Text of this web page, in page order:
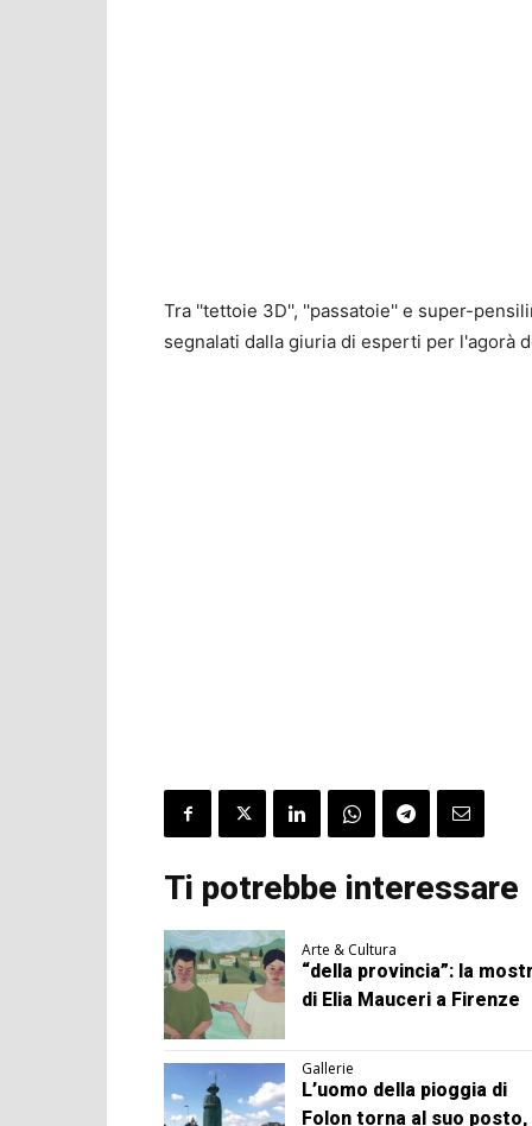
Tra ''tettoie 3D'', ''passatoie'' e super-
segnalati dalla giuria di esperti per l'agorà
Ti potrebbe interessare
Arte & Cultura
“della provincia”: la
di Elia Mauceri a Firenze
Gallerie
L’uomo della pioggia di
Folon torna al suo posto,